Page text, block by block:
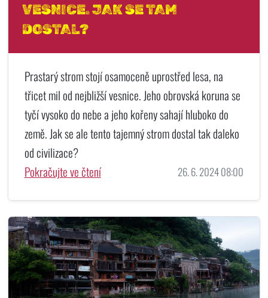
VESNICE. JAK SE TAM
DOSTAL?
Prastarý strom stojí osamoceně uprostřed lesa, na
třicet mil od nejbližší vesnice. Jeho obrovská koruna se
tyčí vysoko do nebe a jeho kořeny sahají hluboko do
země. Jak se ale tento tajemný strom dostal tak daleko
od civilizace?
Pokračujte ve čtení
26. 6. 2024 08:00